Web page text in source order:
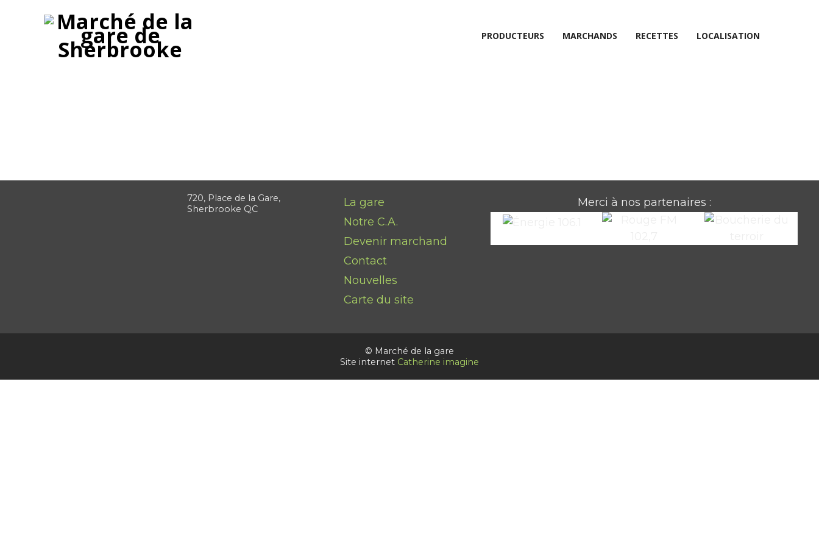
PRODUCTEURS MARCHANDS RECETTES LOCALISATION
Accueil Événements
720, Place de la Gare,
Sherbrooke QC
La gare
Notre C.A.
Devenir marchand
Contact
Nouvelles
Carte du site
Merci à nos partenaires :
© Marché de la gare
Site internet Catherine imagine